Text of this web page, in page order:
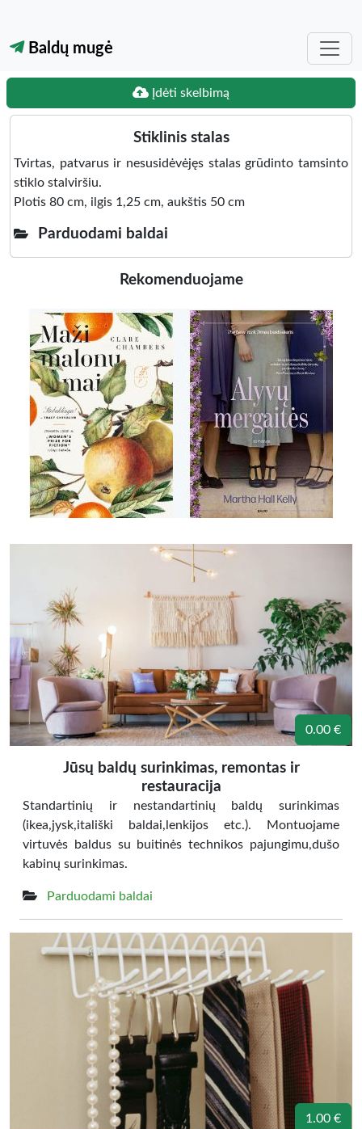
Baldų mugė
Įdėti skelbimą
Stiklinis stalas
Tvirtas, patvarus ir nesusidėvėjęs stalas grūdinto tamsinto
stiklo stalviršiu.
Plotis 80 cm, ilgis 1,25 cm, aukštis 50 cm
Parduodami baldai
Rekomenduojame
0.00 €
Jūsų baldų surinkimas, remontas ir
restauracija
Standartinių ir nestandartinių baldų surinkimas
(ikea,jysk,itališki baldai,lenkijos etc.). Montuojame
virtuvės baldus su buitinės technikos pajungimu,dušo
kabinų surinkimas.
Parduodami baldai
1.00 €